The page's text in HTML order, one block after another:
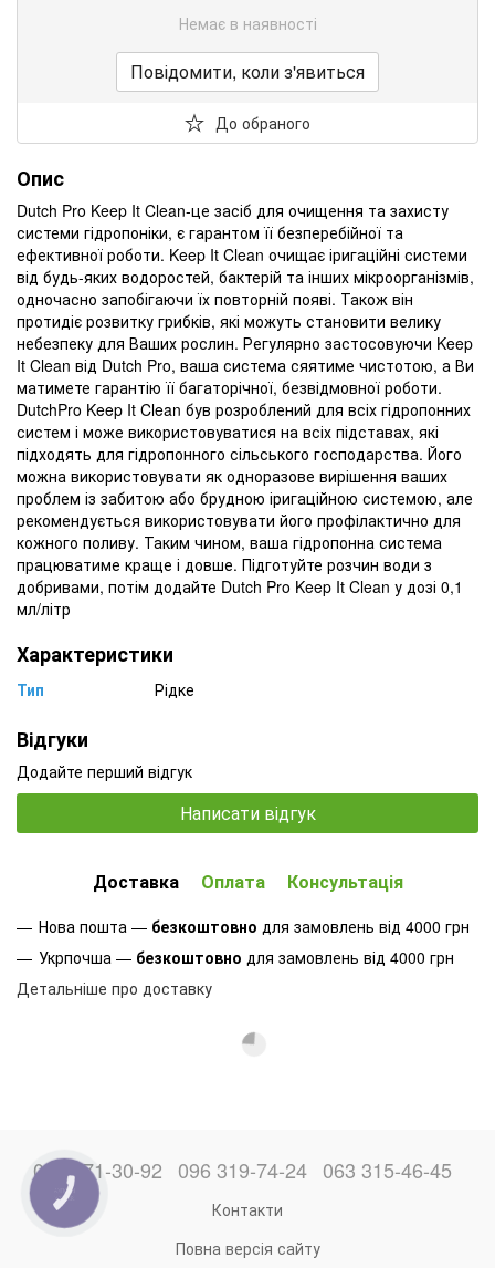
Немає в наявності
Повідомити, коли з'явиться
До обраного
Опис
Dutch Pro Keep It Clean-це засіб для очищення та захисту
системи гідропоніки, є гарантом її безперебійної та
ефективної роботи. Keep It Clean очищає іригаційні системи
від будь-яких водоростей, бактерій та інших мікроорганізмів,
одночасно запобігаючи їх повторній появі. Також він
протидіє розвитку грибків, які можуть становити велику
небезпеку для Ваших рослин. Регулярно застосовуючи Keep
It Clean від Dutch Pro, ваша система сяятиме чистотою, а Ви
матимете гарантію її багаторічної, безвідмовної роботи.
DutchPro Keep It Clean був розроблений для всіх гідропонних
систем і може використовуватися на всіх підставах, які
підходять для гідропонного сільського господарства. Його
можна використовувати як одноразове вирішення ваших
проблем із забитою або брудною іригаційною системою, але
рекомендується використовувати його профілактично для
кожного поливу. Таким чином, ваша гідропонна система
працюватиме краще і довше. Підготуйте розчин води з
добривами, потім додайте Dutch Pro Keep It Clean у дозі 0,1
мл/літр
Характеристики
Тип Рідке
Відгуки
Додайте перший відгук
Написати відгук
Доставка Оплата Консультація
Нова пошта — безкоштовно для замовлень від 4000 грн
Укрпочша — безкоштовно для замовлень від 4000 грн
Детальніше про доставку
066 871-30-92 096 319-74-24 063 315-46-45
Контакти
Повна версія сайту
КНОПКА
ЗВ'ЯЗКУ